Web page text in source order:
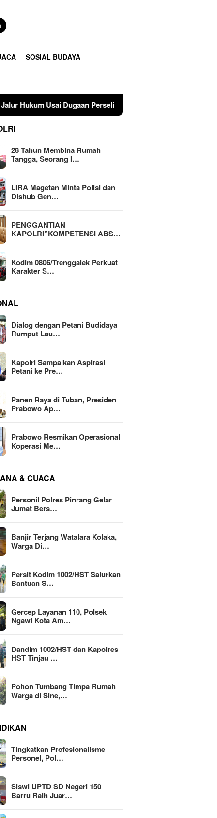
SOSIAL BUDAYA
Dugaan Perselingkuhan Suami di Sulawesi Tengah
28 Tahun Membina Rumah
Tangga, Seorang I…
LIRA Magetan Minta Polisi dan
Dishub Gen…
PENGGANTIAN
KAPOLRI”KOMPETENSI ABS…
Kodim 0806/Trenggalek Perkuat
Karakter S…
Dialog dengan Petani Budidaya
Rumput Lau…
Kapolri Sampaikan Aspirasi
Petani ke Pre…
Panen Raya di Tuban, Presiden
Prabowo Ap…
Prabowo Resmikan Operasional
Koperasi Me…
& CUACA
Personil Polres Pinrang Gelar
Jumat Bers…
Banjir Terjang Watalara Kolaka,
Warga Di…
Persit Kodim 1002/HST Salurkan
Bantuan S…
Gercep Layanan 110, Polsek
Ngawi Kota Am…
Dandim 1002/HST dan Kapolres
HST Tinjau …
Pohon Tumbang Timpa Rumah
Warga di Sine,…
Tingkatkan Profesionalisme
Personel, Pol…
Siswi UPTD SD Negeri 150
Barru Raih Juar…